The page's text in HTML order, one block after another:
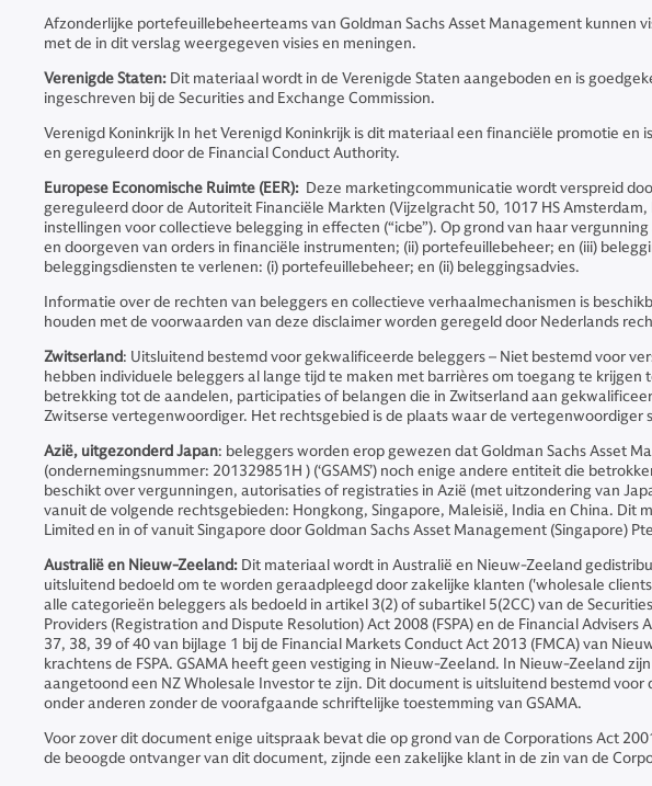
Afzonderlijke portefeuillebeheerteams van Goldman Sachs Asset Management kunnen
met de in dit verslag weergegeven visies en meningen.
Verenigde Staten: Dit materiaal wordt in de Verenigde Staten aangeboden en is
ingeschreven bij de Securities and Exchange Commission.
Verenigd Koninkrijk In het Verenigd Koninkrijk is dit materiaal een financiële promotie
en gereguleerd door de Financial Conduct Authority.
Europese Economische Ruimte (EER): Deze marketingcommunicatie wordt verspreid
gereguleerd door de Autoriteit Financiële Markten (Vijzelgracht 50, 1017 HS
instellingen voor collectieve belegging in effecten (“icbe”). Op grond van haar
en doorgeven van orders in financiële instrumenten; (ii) portefeuillebeheer; en (iii)
beleggingsdiensten te verlenen: (i) portefeuillebeheer; en (ii) beleggingsadvies.
Informatie over de rechten van beleggers en collectieve verhaalmechanismen is
houden met de voorwaarden van deze disclaimer worden geregeld door Nederlands
Zwitserland: Uitsluitend bestemd voor gekwalificeerde beleggers – Niet bestemd voor
hebben individuele beleggers al lange tijd te maken met barrières om toegang te
betrekking tot de aandelen, participaties of belangen die in Zwitserland aan
Zwitserse vertegenwoordiger. Het rechtsgebied is de plaats waar de
Azië, uitgezonderd Japan: beleggers worden erop gewezen dat Goldman Sachs Asset
(ondernemingsnummer: 201329851H ) (‘GSAMS’) noch enige andere entiteit die
beschikt over vergunningen, autorisaties of registraties in Azië (met uitzondering van
vanuit de volgende rechtsgebieden: Hongkong, Singapore, Maleisië, India en China.
Limited en in of vanuit Singapore door Goldman Sachs Asset Management (Singapore)
Australië en Nieuw-Zeeland: Dit materiaal wordt in Australië en Nieuw-Zeeland
uitsluitend bedoeld om te worden geraadpleegd door zakelijke klanten ('wholesale
alle categorieën beleggers als bedoeld in artikel 3(2) of subartikel 5(2CC) van de
Providers (Registration and Dispute Resolution) Act 2008 (FSPA) en de Financial
37, 38, 39 of 40 van bijlage 1 bij de Financial Markets Conduct Act 2013 (FMCA) van
krachtens de FSPA. GSAMA heeft geen vestiging in Nieuw-Zeeland. In Nieuw-Zeeland
aangetoond een NZ Wholesale Investor te zijn. Dit document is uitsluitend bestemd
onder anderen zonder de voorafgaande schriftelijke toestemming van GSAMA.
Voor zover dit document enige uitspraak bevat die op grond van de Corporations Act
de beoogde ontvanger van dit document, zijnde een zakelijke klant in de zin van de